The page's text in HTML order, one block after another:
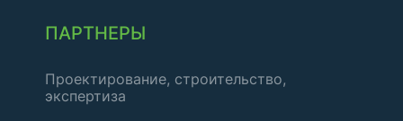
ПАРТНЕРЫ
Проектирование, строительство,
экспертиза